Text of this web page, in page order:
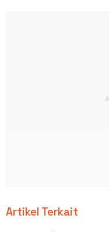
Artikel Terkait